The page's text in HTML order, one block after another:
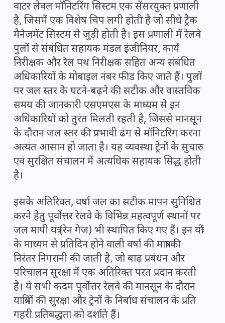
वाटर लेवल मॉनिटरिंग सिस्टम एक सेंसरयुक्त प्रणाली
है, जिसमें एक विशेष चिप लगी होती है जो सीधे ट्रैक
मैनेजमेंट सिस्टम से जुड़ी होती है। इस प्रणाली में रेलवे
पुलों से संबंधित सहायक मंडल इंजीनियर, कार्य
निरीक्षक और रेल पथ निरीक्षक सहित अन्य संबंधित
अधिकारियों के मोबाइल नंबर फीड किए जाते हैं। पुलों
पर जल स्तर के घटने-बढ़ने की सटीक और वास्तविक
समय की जानकारी एसएमएस के माध्यम से इन
अधिकारियों को तुरंत मिलती रहती है, जिससे मानसून
के दौरान जल स्तर की प्रभावी ढंग से मॉनिटरिंग करना
अत्यंत आसान हो जाता है। यह व्यवस्था ट्रेनों के सुचारु
एवं सुरक्षित संचालन में अत्यधिक सहायक सिद्ध होती
है।
इसके अतिरिक्त, वर्षा जल का सटीक मापन सुनिश्चित
करने हेतु पूर्वोत्तर रेलवे के विभिन्न महत्वपूर्ण स्थानों पर
जल मापी यंत्र (रेन गेज) भी स्थापित किए गए हैं। इन यंत्रों
के माध्यम से प्रतिदिन होने वाली वर्षा की मात्रा की
निरंतर निगरानी की जाती है, जो बाढ़ प्रबंधन और
परिचालन सुरक्षा में एक अतिरिक्त परत प्रदान करती
है। ये सभी कदम पूर्वोत्तर रेलवे की मानसून के दौरान
यात्रियों की सुरक्षा और ट्रेनों के निर्बाध संचालन के प्रति
गहरी प्रतिबद्धता को दर्शाते हैं।